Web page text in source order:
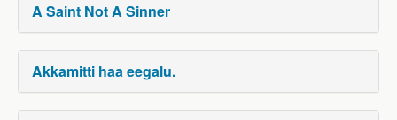
A Saint Not A Sinner
Akkamitti haa eegalu.